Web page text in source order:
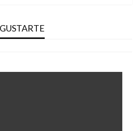
21, 2016
noticia de presunto error